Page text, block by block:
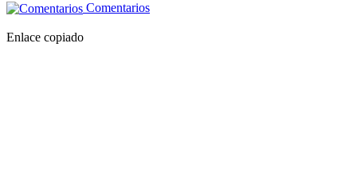
Comentarios
Enlace copiado